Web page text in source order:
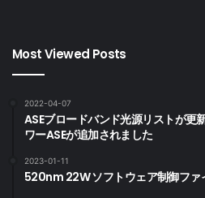
Most Viewed Posts
2022-04-07
ASEブロードバンド光源リストが更
ワーASEが追加されました
2023-01-11
520nm 22W ソフトウェア制御ファ